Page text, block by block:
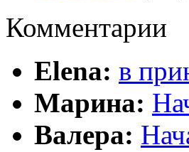
Комментарии
Elena: в
Марина:
Валера: